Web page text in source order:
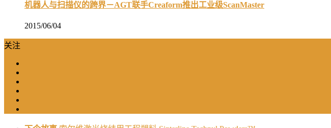
机器人与扫描仪的跨界－AGT联手Creaform推出工业级ScanMaster
2015/06/04
关注